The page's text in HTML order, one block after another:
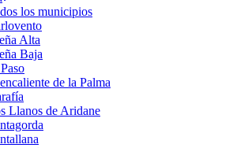
los municipios
Alta
Baja
de la Palma
Llanos de Aridane